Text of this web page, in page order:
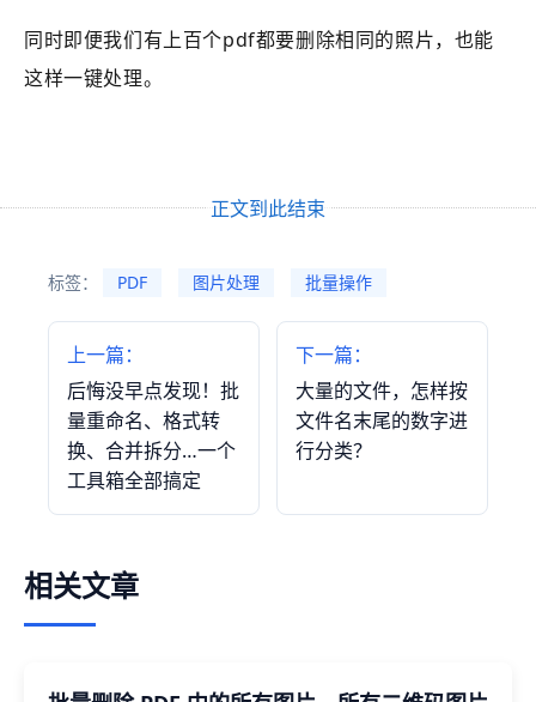
同时即便我们有上百个pdf都要删除相同的照片，也能
这样一键处理。
正文到此结束
标签： PDF 图片处理 批量操作
上一篇：
后悔没早点发现！批
量重命名、格式转
换、合并拆分…一个
工具箱全部搞定
下一篇：
大量的文件，怎样按
文件名末尾的数字进
行分类？
相关文章